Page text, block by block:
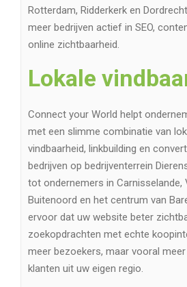
Rotterdam, Ridderkerk en
meer bedrijven actief in SEO,
online zichtbaarheid.
Lokale
Connect your World helpt
met een slimme combinatie van
vindbaarheid, linkbuilding en
bedrijven op bedrijventerrein
tot ondernemers in Carnisselande,
Buitenoord en het centrum van
ervoor dat uw website beter
zoekopdrachten met echte
meer bezoekers, maar vooral
klanten uit uw eigen regio.